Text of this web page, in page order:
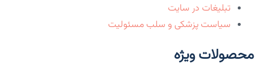
تبلیغات در سایت
سیاست پزشکی و سلب مسئولیت
محصولات ویژه